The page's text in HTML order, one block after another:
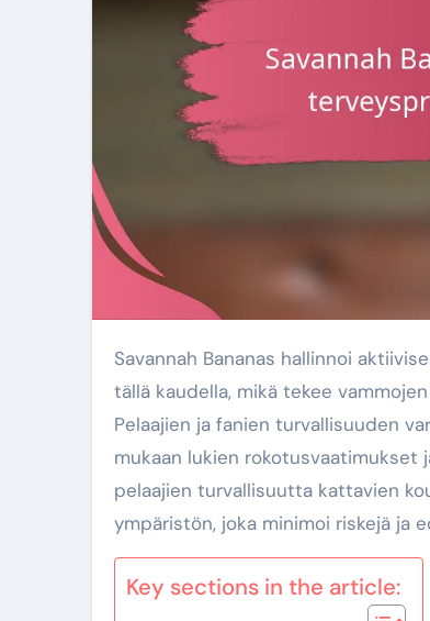
Savannah Bananas hallinnoi aktiivisesti pelaajien vammoja, jotka voivat vaikuttaa heidän suoritukseensa
tällä kaudella, mikä tekee
Pelaajien ja fanien turvallisuuden
mukaan lukien rokotusvaatimukset
pelaajien turvallisuutta kattavien
ympäristön, joka minimoi riskejä ja
Key sections in the article: